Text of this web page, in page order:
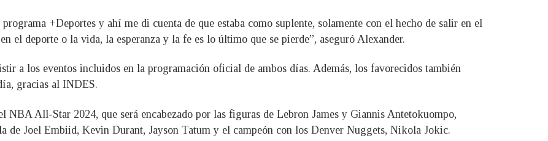
+Deportes y ahí me di cuenta de que estaba como suplente, solamente con el hecho de salir en el
el deporte o la vida, la esperanza y la fe es lo último que se pierde”, aseguró Alexander.
a los eventos incluidos en la programación oficial de ambos días. Además, los favorecidos también
gracias al INDES.
NBA All-Star 2024, que será encabezado por las figuras de Lebron James y Giannis Antetokuompo,
de Joel Embiid, Kevin Durant, Jayson Tatum y el campeón con los Denver Nuggets, Nikola Jokic.